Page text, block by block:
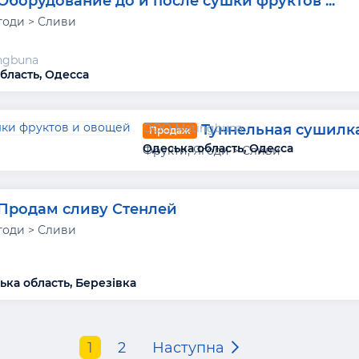
> Сливи
Одесса
Продаж Туннельная
Фрукти, Ягоди > Сливи
ООО Matingbuna
Одеська область, Одесса
сливу Стенлей
> Сливи
область, Березівка
1 2 Наступна